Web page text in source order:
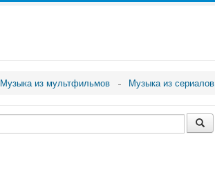
Музыка из мультфильмов Музыка из сериалов